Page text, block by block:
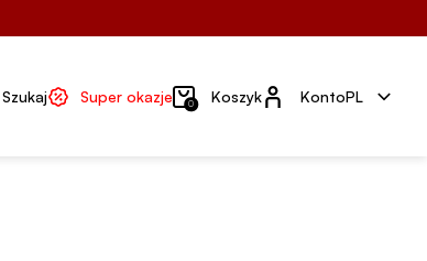
Szukaj Super okazje 0 KoszykKonto
KontoPL